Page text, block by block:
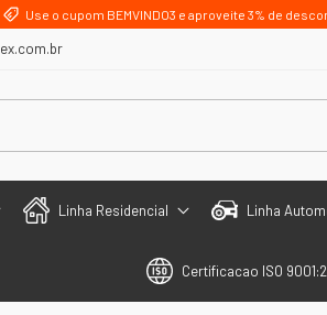
Use o cupom BEMVINDO3 e aproveite 3% de
Linha Residencial Linha
Certificacao ISO